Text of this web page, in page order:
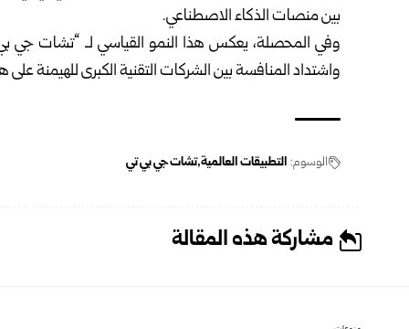
بين منصات الذكاء الاصطناعي.
وفي المحصلة، يعكس هذا النمو القياسي لـ “تشات جي بي
واشتداد المنافسة بين الشركات التقنية الكبرى للهيمنة على
الوسوم: التطبيقات العالمية تشات جي بي تي
مشاركة هذه المقالة